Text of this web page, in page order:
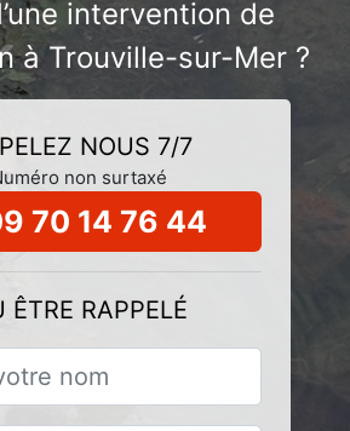
intervention de
à Trouville-sur-Mer ?
NOUS 7/7
non surtaxé
70 14 76 44
ÊTRE RAPPELÉ